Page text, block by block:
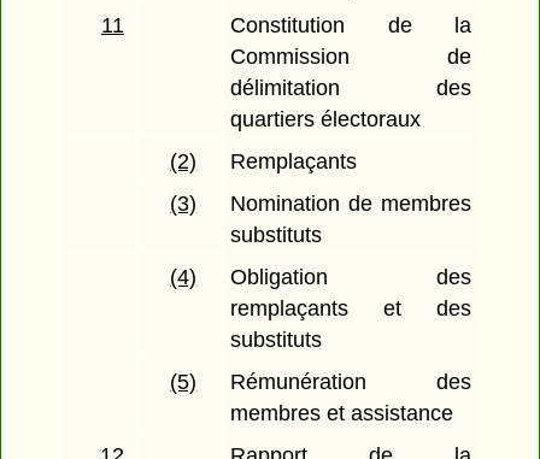
11
Constitution de la
Commission de
délimitation des
quartiers électoraux
(2)
Remplaçants
(3)
Nomination de membres
substituts
(4)
Obligation des
remplaçants et des
substituts
(5)
Rémunération des
membres et assistance